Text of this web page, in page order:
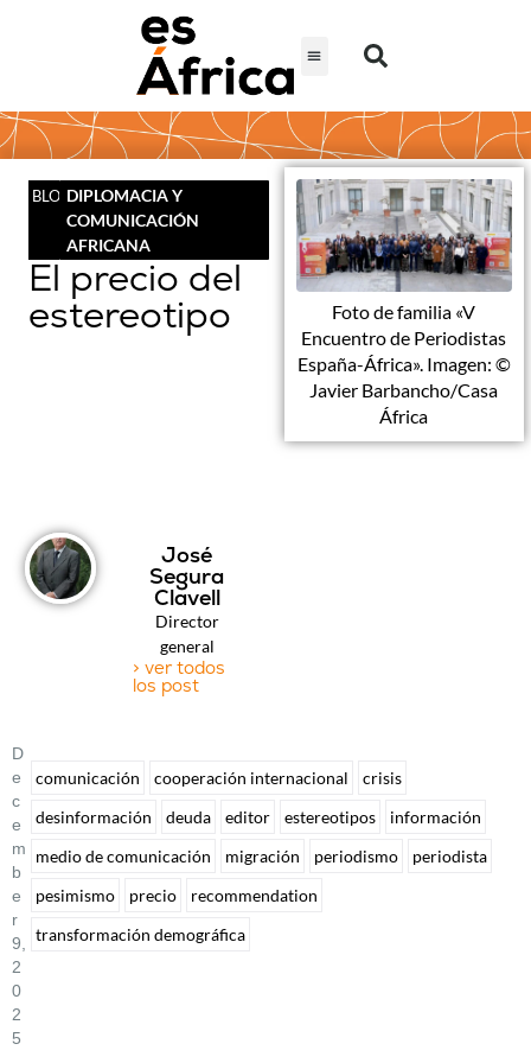
BLOGDIPLOMACIA Y
COMUNICACIÓN
AFRICANA
El precio del
estereotipo
Foto de familia «V
Encuentro de Periodistas
España-África». Imagen: ©
Javier Barbancho/Casa
África
José
Segura
Clavell
Director
general
> ver todos
los post
D
E
C
E
M
B
E
R
9,
2
0
2
5
comunicación cooperación internacional
crisis
desinformación
deuda editor estereotipos
información
medio de comunicación
migración periodismo
periodista
pesimismo
precio
recommendation
transformación demográfica